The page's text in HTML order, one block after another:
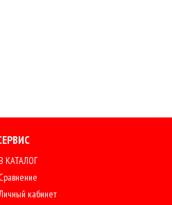
КАТАЛОГ
Сравнение
кабинет